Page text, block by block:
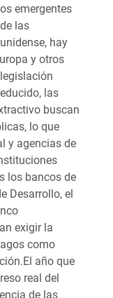
emergentes
las
hay
y otros
las
buscan
lo que
y agencias de
los bancos de
Desarrollo, el
exigir la
como
año que
real del
de las